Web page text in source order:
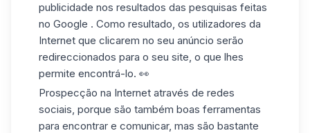
publicidade nos resultados das pesquisas feitas
no Google . Como resultado, os utilizadores da
Internet que clicarem no seu anúncio serão
redireccionados para o seu site, o que lhes
permite encontrá-lo. 👀
Prospecção na Internet através de redes
sociais, porque são também boas ferramentas
para encontrar e comunicar, mas são bastante